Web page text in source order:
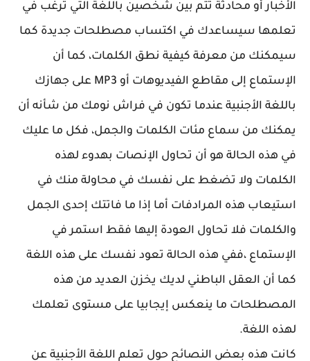
الأخبار أو محادثة تتم بين شخصين باللغة التي ترغب في
تعلمها سيساعدك في اكتساب مصطلحات جديدة كما
سيمكنك من معرفة كيفية نطق الكلمات، كما أن
الإستماع إلى مقاطع الفيديوهات أو MP3 على جهازك
باللغة الأجنبية عندما تكون في فراش نومك من شأنه أن
يمكنك من سماع مئات الكلمات والجمل، فكل ما عليك
في هذه الحالة هو أن تحاول الإنصات بهدوء لهذه
الكلمات ولا تضغط على نفسك في محاولة منك في
استيعاب هذه المرادفات أما إذا ما فاتتك إحدى الجمل
والكلمات فلا تحاول العودة إليها فقط استمر في
الإستماع ،ففي هذه الحالة تعود نفسك على هذه اللغة
كما أن العقل الباطني لديك يخزن العديد من هذه
المصطلحات ما ينعكس إيجابيا على مستوى تعلمك
لهذه اللغة.
كانت هذه بعض النصائح حول تعلم اللغة الأجنبية عن